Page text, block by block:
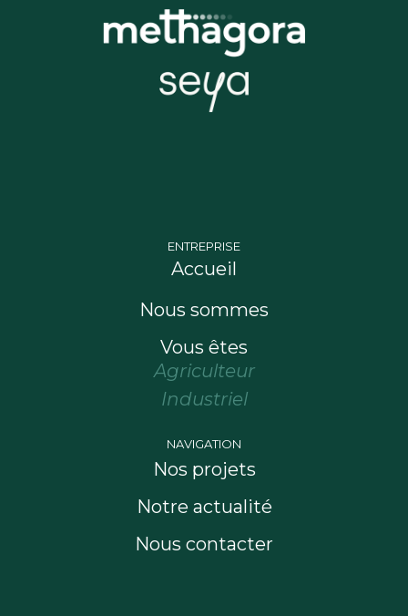
ENTREPRISE
Accueil
Nous sommes
Vous êtes
Agriculteur
Industriel
NAVIGATION
Nos projets
Notre actualité
Nous contacter